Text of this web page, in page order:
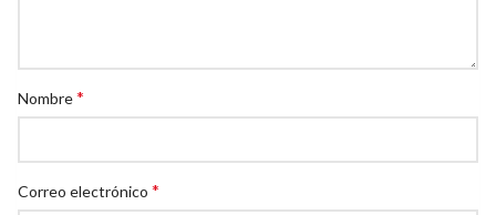
Nombre*
Correo electrónico *